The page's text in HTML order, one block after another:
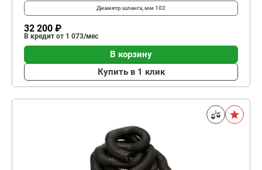
Диаметр шланга, мм 102
32 200 ₽
В кредит от 1 073/мес
В корзину
Купить в 1 клик